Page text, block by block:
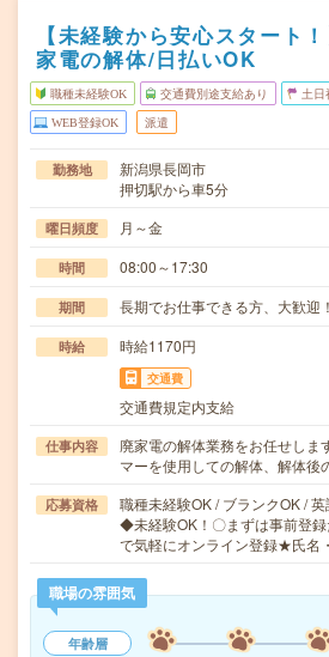
【未経験から安心スタート
家電の解体/日払いOK
職種未経験OK 交通費別途支給あり 土日
WEB登録OK 派遣
勤務地
新潟県長岡市
押切駅から車5分
曜日頻度 月～金
時間 08:00～17:30
期間 長期でお仕事できる方、大歓迎！
時給 時給1170円
交通費
交通費規定内支給
仕事内容
廃家電の解体業務をお任せしま
マーを使用しての解体、解体
応募資格
職種未経験OK / ブランクOK /
◆未経験OK！〇まずは事前登
で気軽にオンライン登録★氏名
職場の雰囲気
年齢層